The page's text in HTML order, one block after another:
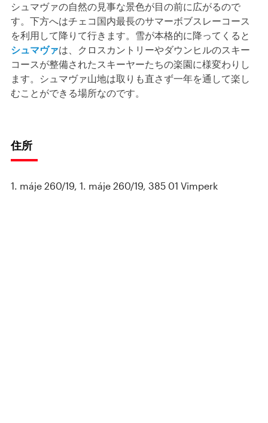
シュマヴァの自然の見事な景色が目の前に広がるので
す。下方へはチェコ国内最長のサマーボブスレーコース
を利用して降りて行きます。雪が本格的に降ってくると
シュマヴァは、クロスカントリーやダウンヒルのスキー
コースが整備されたスキーヤーたちの楽園に様変わりし
ます。シュマヴァ山地は取りも直さず一年を通して楽し
むことができる場所なのです。
住所
1. máje 260/19, 1. máje 260/19, 385 01 Vimperk